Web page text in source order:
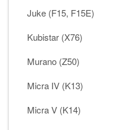
Juke (F15, F15E)
Kubistar (X76)
Murano (Z50)
Micra IV (K13)
Micra V (K14)